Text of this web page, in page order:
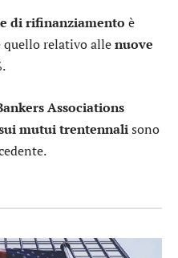
di rifinanziamento è
relativo allenuove
Associations
mutui trentennalisono